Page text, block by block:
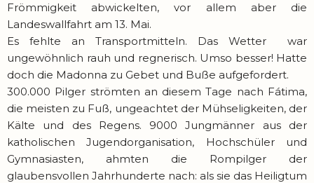
Frömmigkeit abwickelten, vor allem aber die
Landeswallfahrt am 13. Mai.
Es fehlte an Transportmitteln. Das Wetter war
ungewöhnlich rauh und regnerisch. Umso besser! Hatte
doch die Madonna zu Gebet und Buße aufgefordert.
300.000 Pilger strömten an diesem Tage nach Fátima,
die meisten zu Fuß, ungeachtet der Mühseligkeiten, der
Kälte und des Regens. 9000 Jungmänner aus der
katholischen Jugendorganisation, Hochschüler und
Gymnasiasten, ahmten die Rompilger der
glaubensvollen Jahrhunderte nach: als sie das Heiligtum